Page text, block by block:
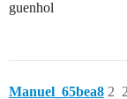
guenhol
Manuel_65bea8 2